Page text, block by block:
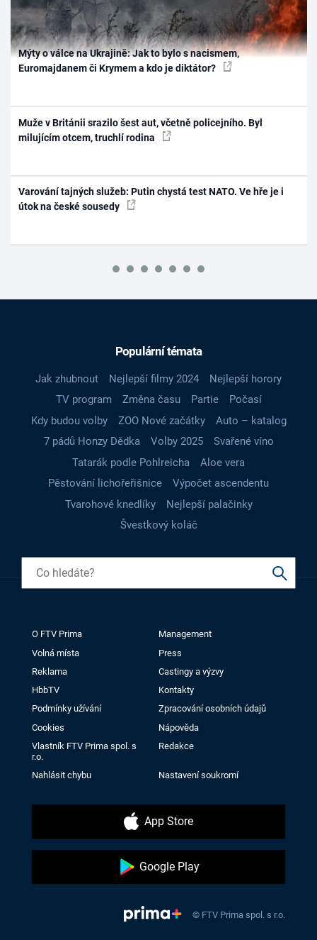
Mýty o válce na Ukrajině: Jak to bylo s nacismem,
Euromajdanem či Krymem a kdo je diktátor?
Muže v Británii srazilo šest aut, včetně policejního. Byl
milujícím otcem, truchlí rodina
Varování tajných služeb: Putin chystá test NATO. Ve hře je i
útok na české sousedy
Populární témata
Jak zhubnout Nejlepší filmy 2024
Nejlepší horory
TV program
Změna času Partie
Počasí
Kdy budou volby
ZOO Nové začátky
Auto – katalog
7 pádů Honzy Dědka
Volby 2025
Svařené víno
Tatarák podle Pohlreicha
Aloe vera
Pěstování lichořeřišnice
Výpočet ascendentu
Tvarohové knedlíky
Nejlepší palačinky
Švestkový koláč
O FTV Prima
Management
Volná místa
Press
Reklama
Castingy a výzvy
HbbTV
Kontakty
Podmínky užívání
Zpracování osobních údajů
Cookies
Nápověda
Vlastník FTV Prima spol. s
r.o.
Redakce
Nahlásit chybu Nastavení soukromí
App Store
Google Play
© FTV Prima spol. s r.o.